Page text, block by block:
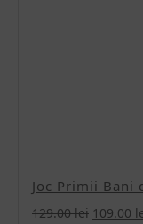
Joc Primii Bani
129.00lei Prețul
109.00